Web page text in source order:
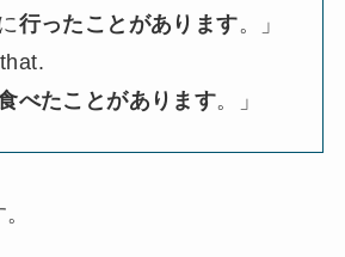
行ったことがあります。」
that.
べたことがあります。」